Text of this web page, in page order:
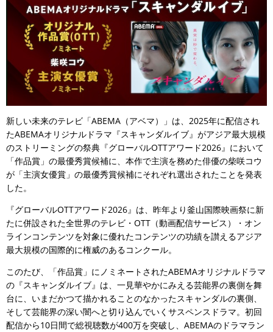
新しい未来のテレビ「ABEMA（アベマ）」は、2025年に配信され
たABEMAオリジナルドラマ『スキャンダルイブ』がアジア最大規模
のストリーミングの祭典『グローバルOTTアワード2026』において
「作品賞」の最優秀賞候補に、本作で主演を務めた俳優の柴咲コウ
が「主演女優賞」の最優秀賞候補にそれぞれ選出されたことを発表
した。
『グローバルOTTアワード2026』は、昨年より釜山国際映画祭に新
たに併設された全世界のテレビ・OTT（動画配信サービス）・オン
ラインコンテンツを対象に優れたコンテンツの功績を讃えるアジア
最大規模の国際的に権威のあるコンクール。
このたび、「作品賞」にノミネートされたABEMAオリジナルドラマ
の『スキャンダルイブ』は、一見華やかにみえる芸能界の裏側を舞
台に、いまだかつて描かれることのなかったスキャンダルの裏側、
そして芸能界の深い闇へと切り込んでいくサスペンスドラマ。初回
配信から10日間で総視聴数が400万を突破し、ABEMAのドラマラン